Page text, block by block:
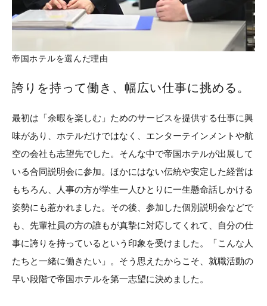
帝国ホテルを選んだ理由
誇りを持って働き、幅広い仕事に挑める。
最初は「余暇を楽しむ」ためのサービスを提供する仕事に興
味があり、ホテルだけではなく、エンターテインメントや航
空の会社も志望先でした。そんな中で帝国ホテルが出展して
いる合同説明会に参加。ほかにはない伝統や安定した経営は
もちろん、人事の方が学生一人ひとりに一生懸命話しかける
姿勢にも惹かれました。その後、参加した個別説明会などで
も、先輩社員の方の誰もが真摯に対応してくれて、自分の仕
事に誇りを持っているという印象を受けました。「こんな人
たちと一緒に働きたい」。そう思えたからこそ、就職活動の
早い段階で帝国ホテルを第一志望に決めました。